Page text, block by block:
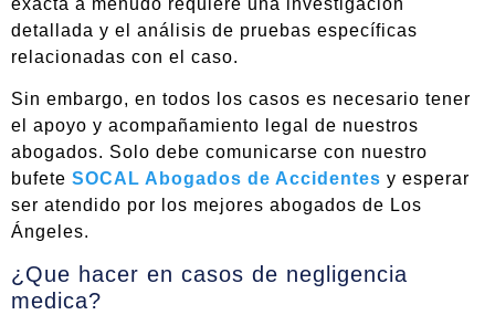
detallada y el análisis de pruebas específicas
relacionadas con el caso.
Sin embargo, en todos los casos es necesario tener
el apoyo y acompañamiento legal de nuestros
abogados. Solo debe comunicarse con nuestro
bufete SOCAL Abogados de Accidentes y esperar
ser atendido por los mejores abogados de Los
Ángeles.
¿Que hacer en casos de negligencia
medica?